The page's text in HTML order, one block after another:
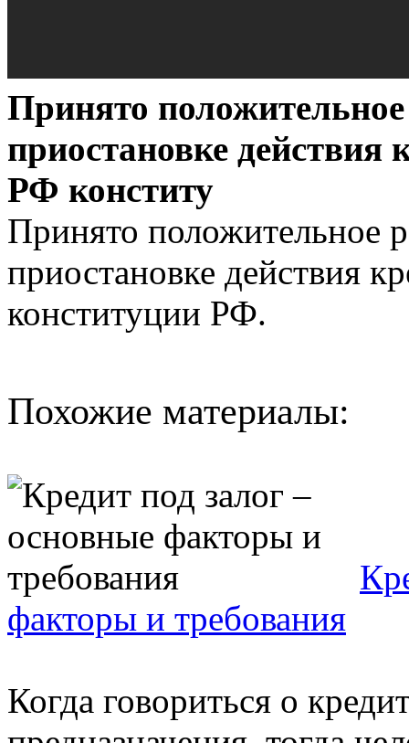
Принято
приостановке
РФ конститу
Принято положительное
приостановке действия
конституции РФ.
Похожие материалы:
факторы и требования
Когда говориться о